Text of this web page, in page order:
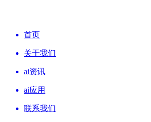
首页
关于我们
ai资讯
ai应用
联系我们